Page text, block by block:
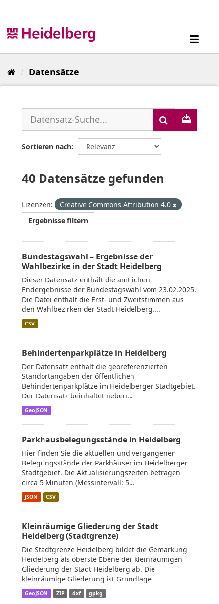
Datensätze
Sortieren nach
40 Datensätze gefunden
Lizenzen:
Creative Commons Attribution 4.0
Ergebnisse filtern
Bundestagswahl – Ergebnisse der
Wahlbezirke in der Stadt Heidelberg
Dieser Datensatz enthält die amtlichen
Endergebnisse der Bundestagswahl vom 23.02.2025.
Die Datei enthält die Erst- und Zweitstimmen aus
den Wahlbezirken der Stadt Heidelberg....
CSV
Behindertenparkplätze in Heidelberg
Der Datensatz enthält die georeferenzierten
Standortangaben der öffentlichen
Behindertenparkplätze im Heidelberger Stadtgebiet.
Der Datensatz beinhaltet neben...
GeoJSON
Parkhausbelegungsstände in Heidelberg
Hier finden Sie die aktuellen und vergangenen
Belegungsstände der Parkhäuser im Heidelberger
Stadtgebiet. Die Aktualisierungszeiten betragen
circa 5 Minuten (Messintervall: 5...
JSON CSV
Kleinräumige Gliederung der Stadt
Heidelberg (Stadtgrenze)
Die Stadtgrenze Heidelberg bildet die Gemarkung
Heidelberg als oberste Ebene der kleinräumigen
Gliederung der Stadt Heidelberg ab. Die
kleinräumige Gliederung ist Grundlage...
GeoJSON ZIP dxf gpkg